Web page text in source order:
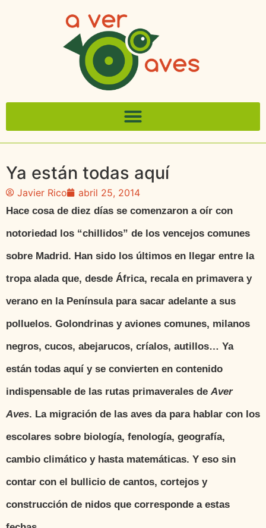
Ya están todas aquí
Javier Rico abril 25, 2014
Hace cosa de diez días se comenzaron a oír con
notoriedad los “chillidos” de los vencejos comunes
sobre Madrid. Han sido los últimos en llegar entre la
tropa alada que, desde África, recala en primavera y
verano en la Península para sacar adelante a sus
polluelos. Golondrinas y aviones comunes, milanos
negros, cucos, abejarucos, críalos, autillos… Ya
están todas aquí y se convierten en contenido
indispensable de las rutas primaverales de Aver
Aves. La migración de las aves da para hablar con los
escolares sobre biología, fenología, geografía,
cambio climático y hasta matemáticas. Y eso sin
contar con el bullicio de cantos, cortejos y
construcción de nidos que corresponde a estas